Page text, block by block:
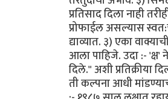
प्रतिसाद दिला नाही
प्रोफाईल असल्यास
द्याव्यात. ३) एका
आला पाहिजे. उदा :- 'क्ष'
दिले." अशी
ती कल्पना आधी